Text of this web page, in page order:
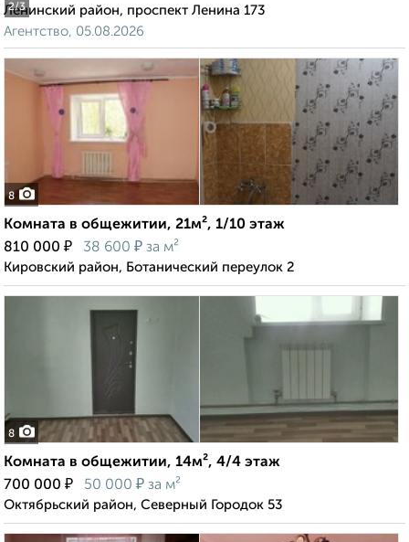
2/3
Ленинский район, проспект Ленина 173
Агентство, 05.08.2026
8
Комната в общежитии, 21м², 1/10 этаж
810 000 ₽ 38 600 ₽ за м²
Кировский район, Ботанический переулок 2
8
Комната в общежитии, 14м², 4/4 этаж
700 000 ₽ 50 000 ₽ за м²
Октябрьский район, Северный Городок 53